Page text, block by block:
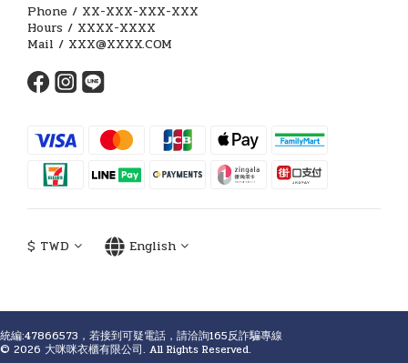
Phone / XX-XXX-XXX-XXX
Hours / XXXX-XXXX
Mail / XXX@XXXX.COM
$ TWD English
統編:47866573，若接到可疑電話，請洽詢165反詐騙專線
© 2026 大咪咪衣櫃有限公司. All Rights Reserved.